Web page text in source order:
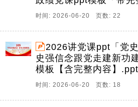
时间: 2026-06-20 页数: 22
2026讲党课ppt「党
史强信念跟党走建新功
模板【含完整内容】
时间: 2026-06-20 页数: 18